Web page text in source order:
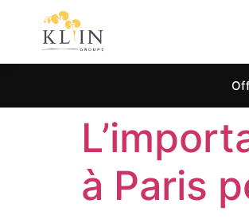
à Paris